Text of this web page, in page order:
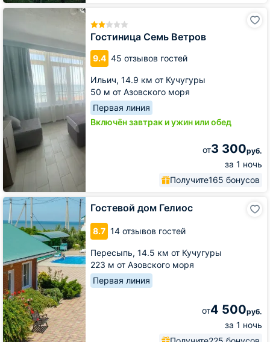
Гостиница Семь Ветров
9.4 45 отзывов гостей
Ильич, 14.9 км от Кучугуры
50 м от Азовского моря
Первая линия
Включён завтрак и ужин или обед
от3 300руб.
за 1 ночь
Получите165 бонусов
Гостиница
Гостевой дом Гелиос
8.7 14 отзывов гостей
Пересыпь, 14.5 км от Кучугуры
223 м от Азовского моря
Первая линия
от4 500руб.
за 1 ночь
Гостевой
дом
Гелиос